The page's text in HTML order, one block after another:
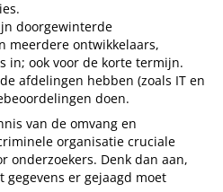
doorgewinterde
meerdere ontwikkelaars,
in; ook voor de korte termijn.
afdelingen hebben (zoals IT en
doen.
van de omvang en
organisatie cruciale
onderzoekers. Denk dan aan,
er gejaagd moet